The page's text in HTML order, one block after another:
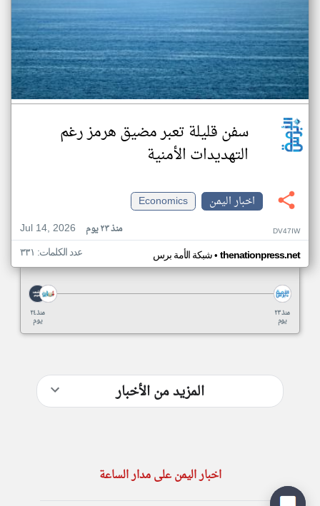
سفن قليلة تعبر مضيق هرمز رغم
التهديدات الأمنية
اخبار اليمن
Economics
Jul 14, 2026
منذ ٢٣ يوم DV47IW
شبكة الأمة برس• thenationpress.net عدد الكلمات: ٣٣١
منذ ٢٤
يوم
منذ ٢٣
يوم
المزيد من الأخبار
اخبار اليمن على مدار الساعة